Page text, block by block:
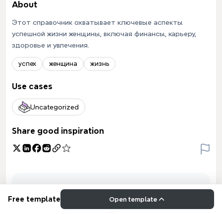
About
Этот справочник охватывает ключевые аспекты
успешной жизни женщины, включая финансы, карьеру,
здоровье и увлечения.
успех женщина жизнь
Use cases
Uncategorized
Share good inspiration
Free template Open template